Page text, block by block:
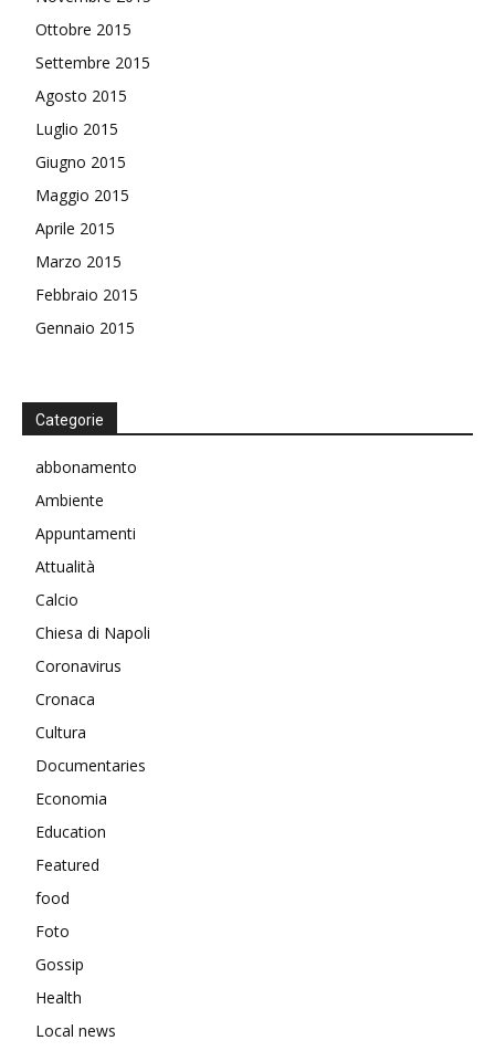
Ottobre 2015
Settembre 2015
Agosto 2015
Luglio 2015
Giugno 2015
Maggio 2015
Aprile 2015
Marzo 2015
Febbraio 2015
Gennaio 2015
Categorie
abbonamento
Ambiente
Appuntamenti
Attualità
Calcio
Chiesa di Napoli
Coronavirus
Cronaca
Cultura
Documentaries
Economia
Education
Featured
food
Foto
Gossip
Health
Local news